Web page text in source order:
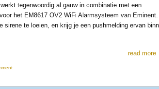
tegenwoordig al gauw in combinatie met een
het EM8617 OV2 WiFi Alarmsysteem van
sirene te loeien, en krijg je een pushmelding ervan
read more